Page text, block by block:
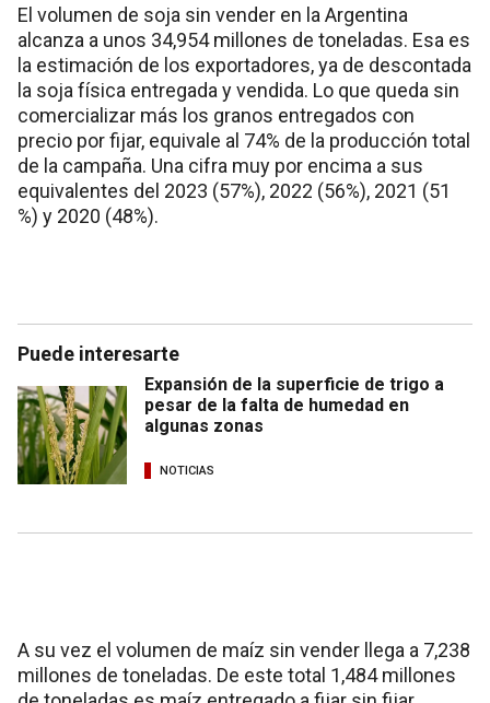
El volumen de soja sin vender en la Argentina
alcanza a unos 34,954 millones de toneladas. Esa es
la estimación de los exportadores, ya de descontada
la soja física entregada y vendida. Lo que queda sin
comercializar más los granos entregados con
precio por fijar, equivale al 74% de la producción total
de la campaña. Una cifra muy por encima a sus
equivalentes del 2023 (57%), 2022 (56%), 2021 (51
%) y 2020 (48%).
Puede interesarte
Expansión de la superficie de trigo a
pesar de la falta de humedad en
algunas zonas
NOTICIAS
A su vez el volumen de maíz sin vender llega a 7,238
millones de toneladas. De este total 1,484 millones